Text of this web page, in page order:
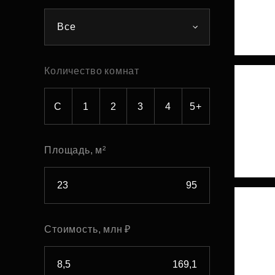
Все
Количество комнат
С 1 2 3 4 5+
Площадь, м²
Стоимость, млн ₽